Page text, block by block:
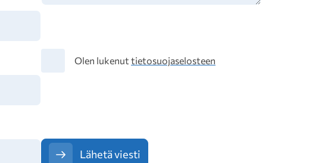
TietosuojaOlen lukenut tietosuojaselosteen
Lähetä viesti